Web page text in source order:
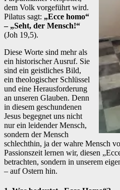
dem Volk vorgeführt wird.
Pilatus sagt: „Ecce homo“
– „Seht, der Mensch!“
(Joh 19,5).
Diese Worte sind mehr als
ein historischer Ausruf. Sie
sind ein geistliches Bild,
ein theologischer Schlüssel
und eine Herausforderung
an unseren Glauben. Denn
in diesem geschundenen
Jesus begegnet uns nicht
nur ein leidender Mensch,
sondern der Mensch
schlechthin, ja der wahre Mensch
Passionszeit lernen wir, diesen
betrachten, sondern in unserem
– auf Ostern hin.